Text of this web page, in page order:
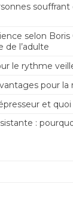
selon Boris
de l’adulte
le rythme
pour la
et quoi
: